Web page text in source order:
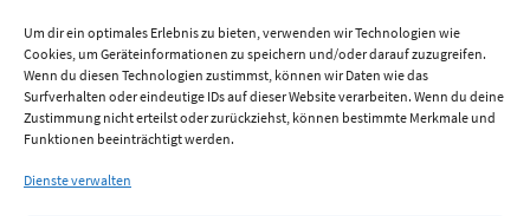
Um dir ein optimales Erlebnis zu bieten, verwenden wir Technologien wie
Cookies, um Geräteinformationen zu speichern und/oder darauf zuzugreifen.
Wenn du diesen Technologien zustimmst, können wir Daten wie das
Surfverhalten oder eindeutige IDs auf dieser Website verarbeiten. Wenn du deine
Zustimmung nicht erteilst oder zurückziehst, können bestimmte Merkmale und
Funktionen beeinträchtigt werden.
Dienste verwalten